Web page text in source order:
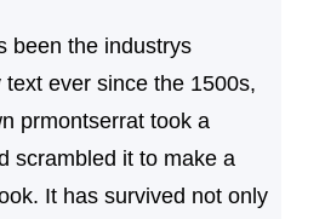
been the industrys
ever since the 1500s,
prmontserrat took a
scrambled it to make a
It has survived not only